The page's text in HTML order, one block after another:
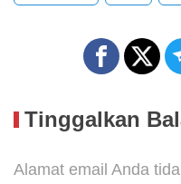
Tinggalkan
Alamat email Anda